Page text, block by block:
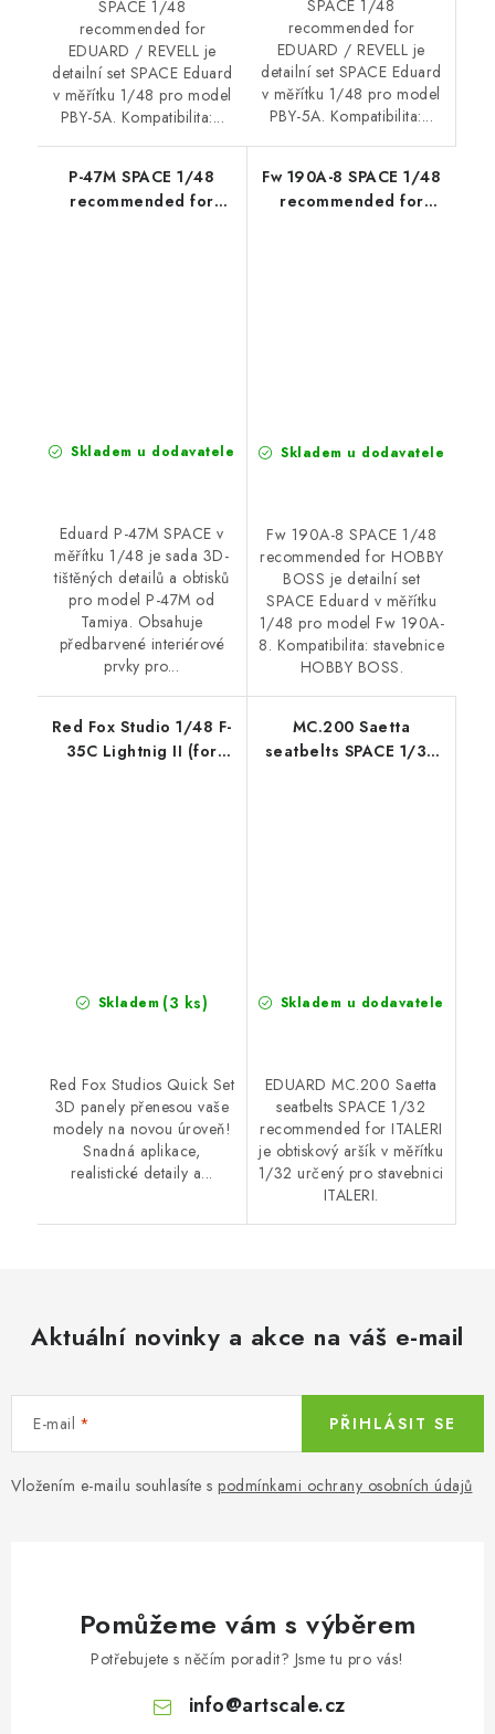
SPACE 1/48
recommended for
EDUARD / REVELL je
detailní set SPACE Eduard
v měřítku 1/48 pro model
PBY-5A. Kompatibilita:...
SPACE 1/48
recommended for
EDUARD / REVELL je
detailní set SPACE Eduard
v měřítku 1/48 pro model
PBY-5A. Kompatibilita:...
P-47M SPACE 1/48
recommended for
Skladem u dodavatele
Eduard P-47M SPACE v
měřítku 1/48 je sada 3D-
tištěných detailů a obtisků
pro model P-47M od
Tamiya. Obsahuje
předbarvené interiérové
prvky pro...
Fw 190A-8 SPACE 1/48
recommended for
Skladem u dodavatele
Fw 190A-8 SPACE 1/48
recommended for HOBBY
BOSS je detailní set
SPACE Eduard v měřítku
1/48 pro model Fw 190A-
8. Kompatibilita: stavebnice
HOBBY BOSS.
Red Fox Studio 1/48 F-
35C Lightnig II (for
Skladem (3 ks)
Red Fox Studios Quick Set
3D panely přenesou vaše
modely na novou úroveň!
Snadná aplikace,
realistické detaily a...
MC.200 Saetta
seatbelts SPACE 1/32
Skladem u dodavatele
EDUARD MC.200 Saetta
seatbelts SPACE 1/32
recommended for ITALERI
je obtiskový aršík v měřítku
1/32 určený pro stavebnici
ITALERI.
Aktuální novinky a akce na váš e-mail
E-mail
Vložením e-mailu souhlasíte s podmínkami ochrany osobních údajů
PŘIHLÁSIT SE
Pomůžeme vám s výběrem
Potřebujete s něčím poradit? Jsme tu pro vás!
info@artscale.cz